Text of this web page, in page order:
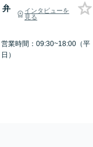
弁
インタビューを
見る
営業時間：09:30~18:00（平
日）